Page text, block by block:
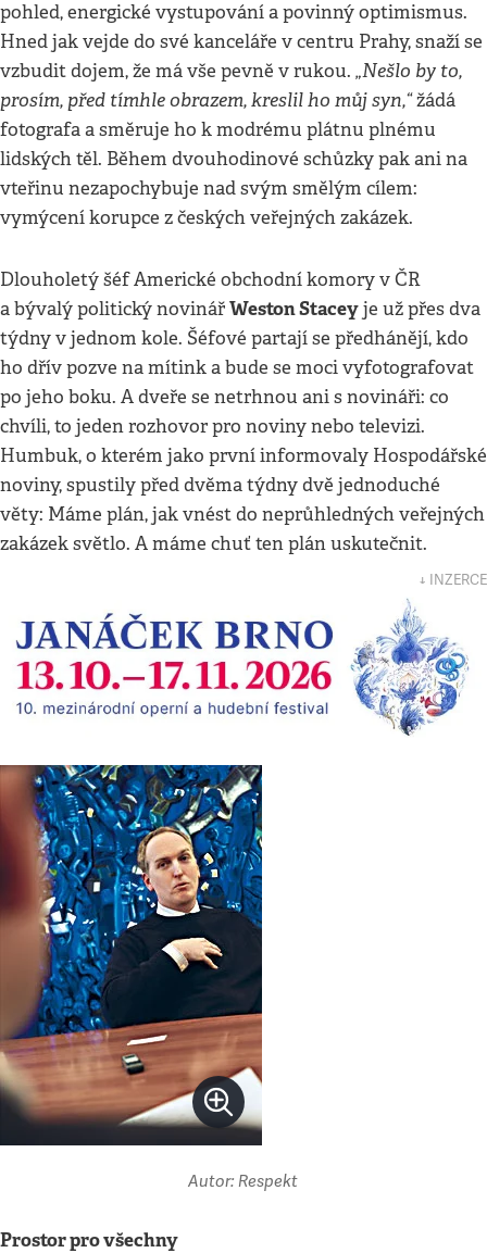
pohled, energické vystupování a povinný optimismus.
Hned jak vejde do své kanceláře v centru Prahy, snaží se
vzbudit dojem, že má vše pevně v rukou. „Nešlo by to,
prosím, před tímhle obrazem, kreslil ho můj syn,“žádá
fotografa a směruje ho k modrému plátnu plnému
lidských těl. Během dvouhodinové schůzky pak ani na
vteřinu nezapochybuje nad svým smělým cílem:
vymýcení korupce z českých veřejných zakázek.
Dlouholetý šéf Americké obchodní komory v ČR
a bývalý politický novinářWeston Staceyje už přes dva
týdny v jednom kole. Šéfové partají se předhánějí, kdo
ho dřív pozve na mítink a bude se moci vyfotografovat
po jeho boku. A dveře se netrhnou ani s novináři: co
chvíli, to jeden rozhovor pro noviny nebo televizi.
Humbuk, o kterém jako první informovaly Hospodářské
noviny, spustily před dvěma týdny dvě jednoduché
věty: Máme plán, jak vnést do neprůhledných veřejných
zakázek světlo. A máme chuť ten plán uskutečnit.
↓ INZERCE
Autor: Respekt
Prostor pro všechny